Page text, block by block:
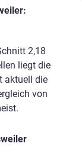
2,18
liegt die
aktuell die
von